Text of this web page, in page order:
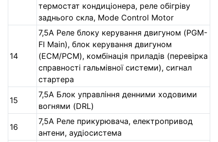
термостат кондиціонера, реле обігріву
заднього скла, Mode Control Motor
14
7,5A Реле блоку керування двигуном (PGM-
FI Main), блок керування двигуном
(ECM/PCM), комбінація приладів (перевірка
справності гальмівної системи), сигнал
стартера
15
7,5A Блок управління денними ходовими
вогнями (DRL)
16
7,5А Реле прикурювача, електропривод
антени, аудіосистема